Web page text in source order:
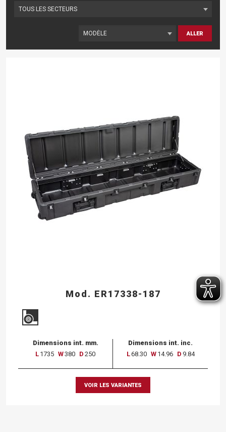
ALLER
Mod. ER17338-187
Dimensions int. mm.
L 1735 W380 D 250
Dimensions int. inc.
L68.30 W 14.96 D 9.84
VOIR LES VARIANTES